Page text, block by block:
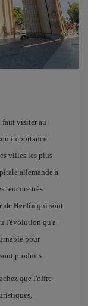
faut visiter au
importance
villes les plus
allemande a
encore très
de Berlin qui sont
l'évolution qu'a
pour
produits.
que l'offre